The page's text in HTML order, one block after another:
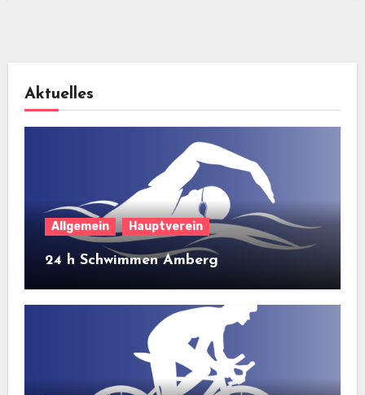
Aktuelles
Allgemein Hauptverein
24 h Schwimmen Amberg